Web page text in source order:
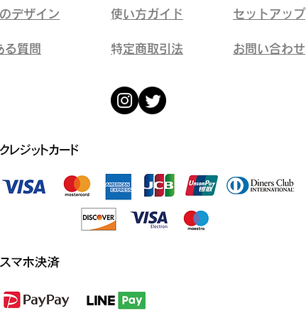
デザイン
る質問
​使い方ガイド ​セットアップ
​特定商取引法 ​お問い合わせ